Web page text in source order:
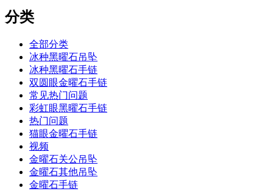
分类
全部分类
冰种黑曜石吊坠
冰种黑曜石手链
双圆眼金曜石手链
常见热门问题
彩虹眼黑曜石手链
热门问题
猫眼金曜石手链
视频
金曜石关公吊坠
金曜石其他吊坠
金曜石手链